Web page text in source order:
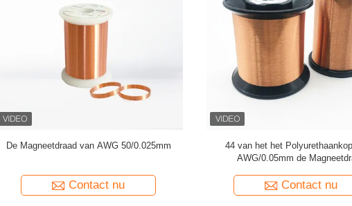
0.15mm gelaagd koperen wikkeldraad gelaagd
Contact nu
de 0.036mm Geëmailleerde
Kopermagneet voor Horloge/
Contact nu